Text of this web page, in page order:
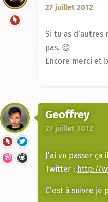
27 juillet 2012
Si tu as d’autres
pas. 😉
Encore merci et
Geoffrey
27 juillet 2012
J’ai vu passer
Twitter : http://
C’est à suivre je